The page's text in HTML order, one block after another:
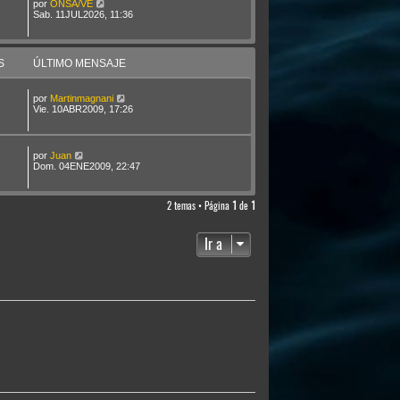
por ONSA/VE
Sab. 11JUL2026, 11:36
ÚLTIMO MENSAJE
por Martinmagnani
Vie. 10ABR2009, 17:26
por Juan
Dom. 04ENE2009, 22:47
2 temas • Página 1 de 1
Ir a